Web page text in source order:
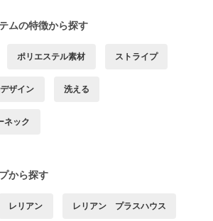
ムの特徴から探す
ポリエステル素材 ストライプ
ザイン 洗える
ネック
から探す
レリアン レリアン プラスハウス